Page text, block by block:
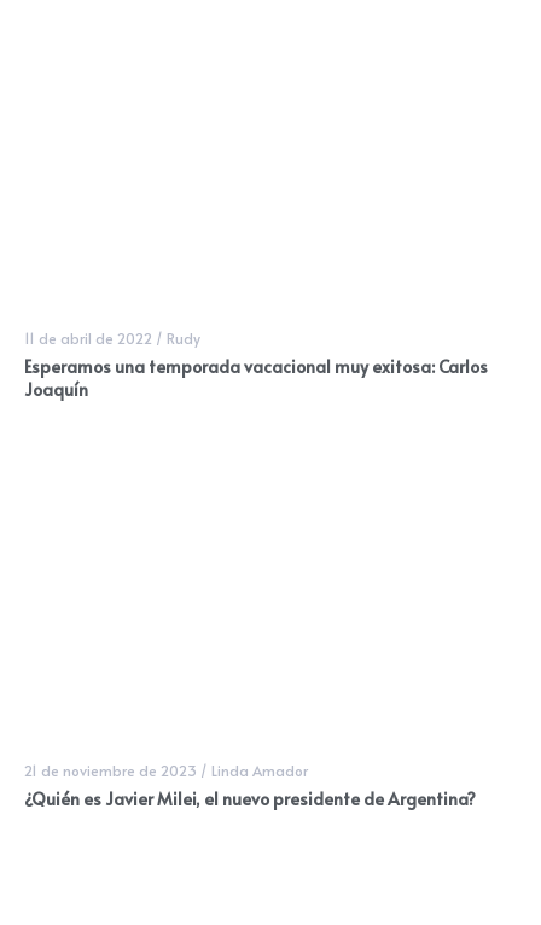
11 de abril de 2022 / Rudy
Esperamos una temporada vacacional muy exitosa: Carlos
Joaquín
21 de noviembre de 2023 / Linda Amador
¿Quién es Javier Milei, el nuevo presidente de Argentina?